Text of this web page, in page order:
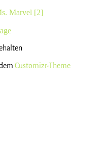
Marvel [2]
Customizr-Theme